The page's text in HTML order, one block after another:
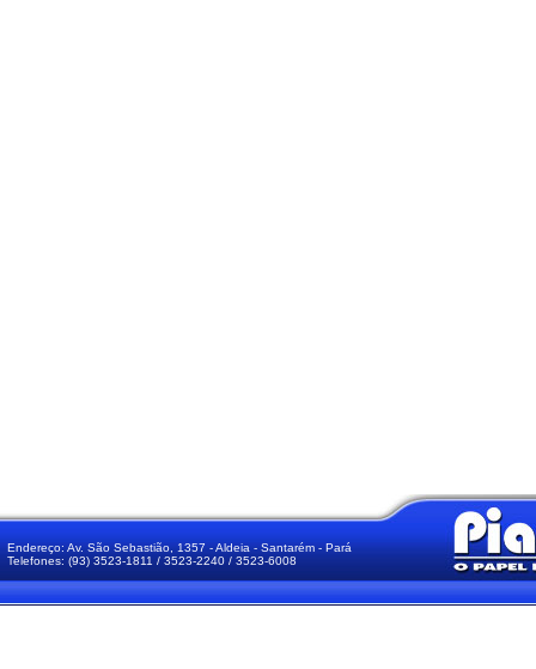
Endereço: Av. São Sebastião, 1357 - Aldeia - Santarém - Pará
Telefones: (93) 3523-1811 / 3523-2240 / 3523-6008